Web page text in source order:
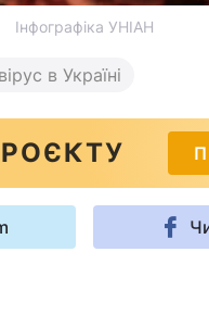
Інфографіка УНІАН
в Україні